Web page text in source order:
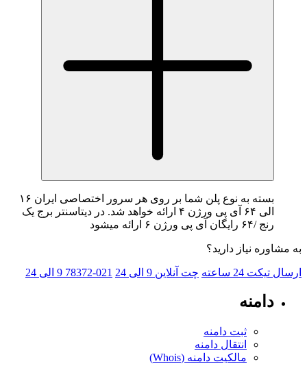
بسته به نوع پلن شما بر روی هر سرور اختصاصی ایران ۱۶
الی ۶۴ آی پی ورژن ۴ ارائه خواهد شد. در دیتاسنتر برج یک
نیاز دارید؟
24 ساعته چت آنلاین9 الی 24 021-78372 9 الی 24
ثبت دامنه
انتقال دامنه
مالکیت دامنه (Whois)